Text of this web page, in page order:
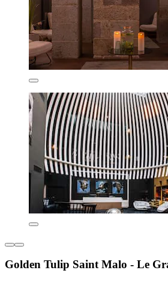
Golden Tulip Saint Malo - Le